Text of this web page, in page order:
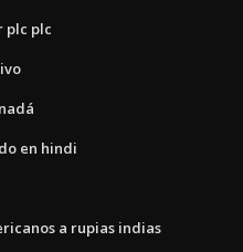
plc plc
en hindi
a rupias indias